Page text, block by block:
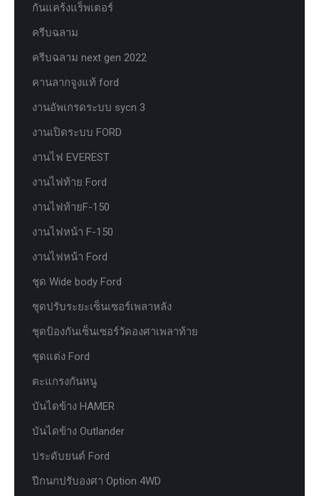
กันแคร้งแร็พเตอร์
ครีบฉลาม
ครีบฉลาม next gen 2022
คานลากจูงแท้ ford
งานอัพเกรดระบบ sycn 3
งานเปิดระบบ FORD
งานไฟ EVEREST
งานไฟท้าย Ford
งานไฟท้ายF-150
งานไฟหน้า F-150
งานไฟหน้า Ford
ชุด Wide body Ford
ชุดปรับระยะเซ็นเซอร์เพลาหลัง
ชุดป้องกันเซ็นเซอร์วัดองศาเพลาท้าย
ชุดแต่ง Ford
ตะแกรงกันหนู
บันไดข้าง HAMER
บันไดข้าง Outlander
ประดับยนต์ Ford
ปีกนกปรับองศา Option 4WD